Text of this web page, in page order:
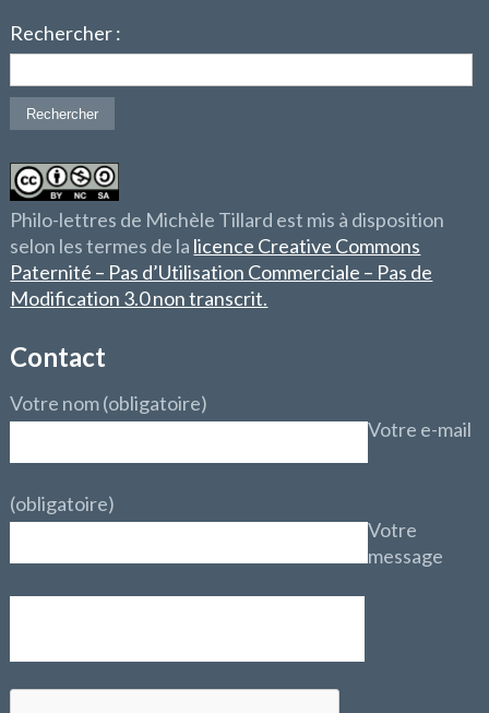
Rechercher :
Philo-lettres de Michèle Tillard est mis à disposition
selon les termes de la licence Creative Commons
Paternité – Pas d’Utilisation Commerciale – Pas de
Modification 3.0 non transcrit.
Contact
Votre nom (obligatoire)
Votre e-mail
(obligatoire)
Votre
message